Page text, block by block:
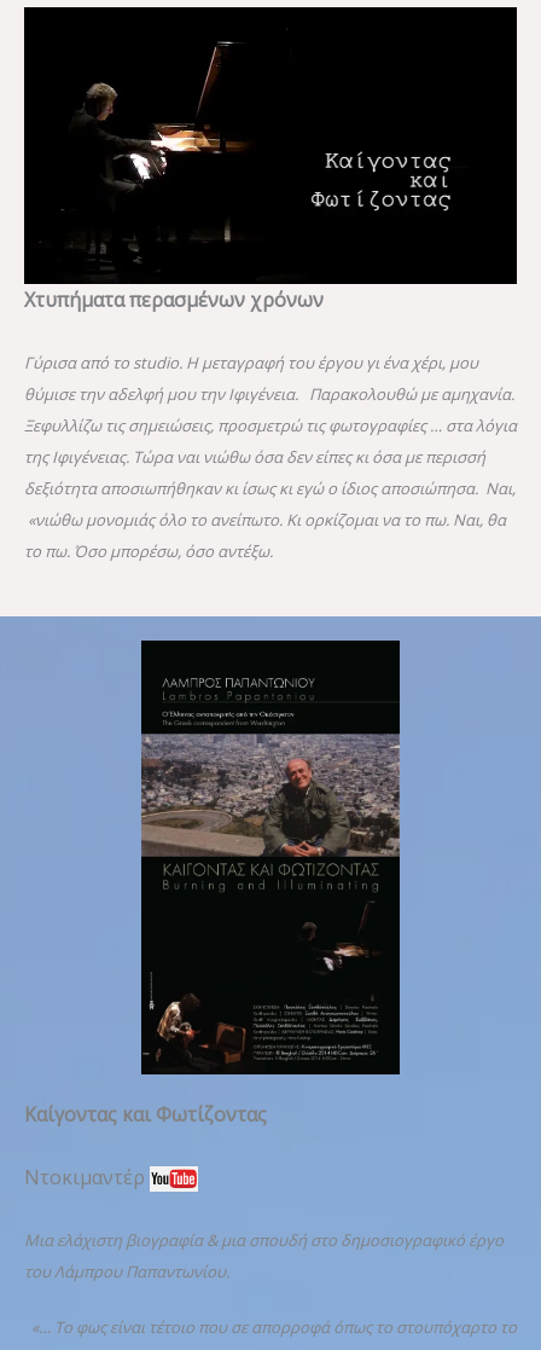
Χτυπήματα περασμένων χρόνων
Γύρισα από το studio. Η μεταγραφή του έργου γι ένα χέρι, μου
θύμισε την αδελφή μου την Ιφιγένεια. Παρακολουθώ με αμηχανία.
Ξεφυλλίζω τις σημειώσεις, προσμετρώ τις φωτογραφίες … στα λόγια
της Ιφιγένειας. Τώρα ναι νιώθω όσα δεν είπες κι όσα με περισσή
δεξιότητα αποσιωπήθηκαν κι ίσως κι εγώ ο ίδιος αποσιώπησα. Ναι,
«νιώθω μονομιάς όλο το ανείπωτο. Κι ορκίζομαι να το πω. Ναι, θα
το πω. Όσο μπορέσω, όσο αντέξω.
Καίγοντας και Φωτίζοντας
Ντοκιμαντέρ
Μια ελάχιστη βιογραφία & μια σπουδή στο δημοσιογραφικό έργο
του Λάμπρου Παπαντωνίου.
«… Το φως είναι τέτοιο που σε απορροφά όπως το στουπόχαρτο το